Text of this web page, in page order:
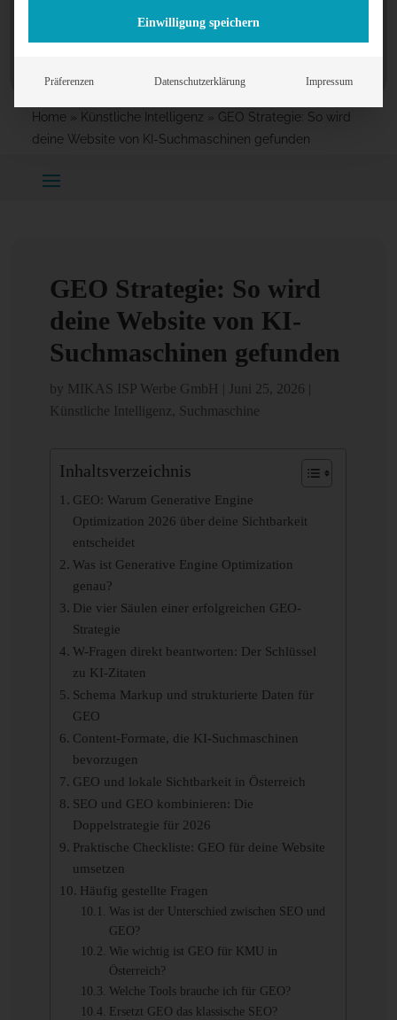
Home » Künstliche Intelligenz » GEO Strategie: So wird
deine Website von KI-Suchmaschinen gefunden
GEO Strategie: So wird
deine Website von KI-
Suchmaschinen gefunden
by MIKAS ISP Werbe GmbH Juni 25, 2026
Künstliche Intelligenz, Suchmaschine
Inhaltsverzeichnis
GEO: Warum Generative Engine
Optimization 2026 über deine Sichtbarkeit
entscheidet
Was ist Generative Engine Optimization
genau?
Die vier Säulen einer erfolgreichen GEO-
Strategie
W-Fragen direkt beantworten: Der Schlüssel
zu KI-Zitaten
Schema Markup und strukturierte Daten für
GEO
Content-Formate, die KI-Suchmaschinen
bevorzugen
GEO und lokale Sichtbarkeit in Österreich
SEO und GEO kombinieren: Die
Doppelstrategie für 2026
Praktische Checkliste: GEO für deine Website
umsetzen
Häufig gestellte Fragen
Was ist der Unterschied zwischen SEO und
GEO?
Wie wichtig ist GEO für KMU in
Österreich?
Welche Tools brauche ich für GEO?
Ersetzt GEO das klassische SEO?
Einwilligung speichern
Präferenzen Datenschutzerklärung Impressum